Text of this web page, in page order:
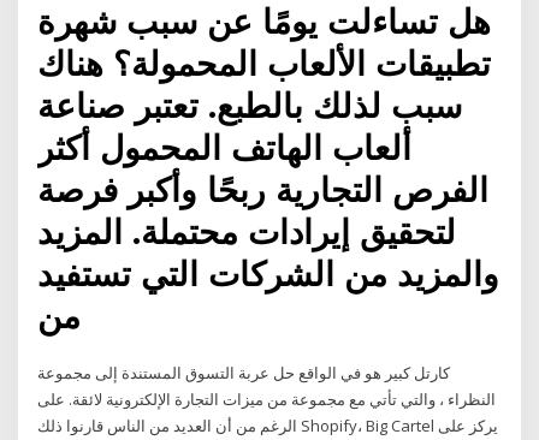
هل تساءلت يومًا عن سبب شهرة
تطبيقات الألعاب المحمولة؟ هناك
سبب لذلك بالطبع. تعتبر صناعة
ألعاب الهاتف المحمول أكثر
الفرص التجارية ربحًا وأكبر فرصة
لتحقيق إيرادات محتملة. المزيد
والمزيد من الشركات التي تستفيد
من
كارتل كبير هو في الواقع حل عربة التسوق المستندة إلى مجموعة
النظراء ، والتي تأتي مع مجموعة من ميزات التجارة الإلكترونية لائقة. على
الرغم من أن العديد من الناس قارنوا ذلك Shopify، Big Cartel يركز على